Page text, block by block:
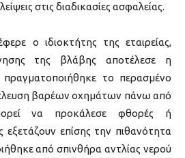
στις διαδικασίες ασφαλείας.
ο ιδιοκτήτης της εταιρείας,
της βλάβης αποτέλεσε η
το περασμένο
βαρέων οχημάτων πάνω από
να προκάλεσε φθορές ή
εξετάζουν επίσης την πιθανότητα
από σπινθήρα αντλίας νερού